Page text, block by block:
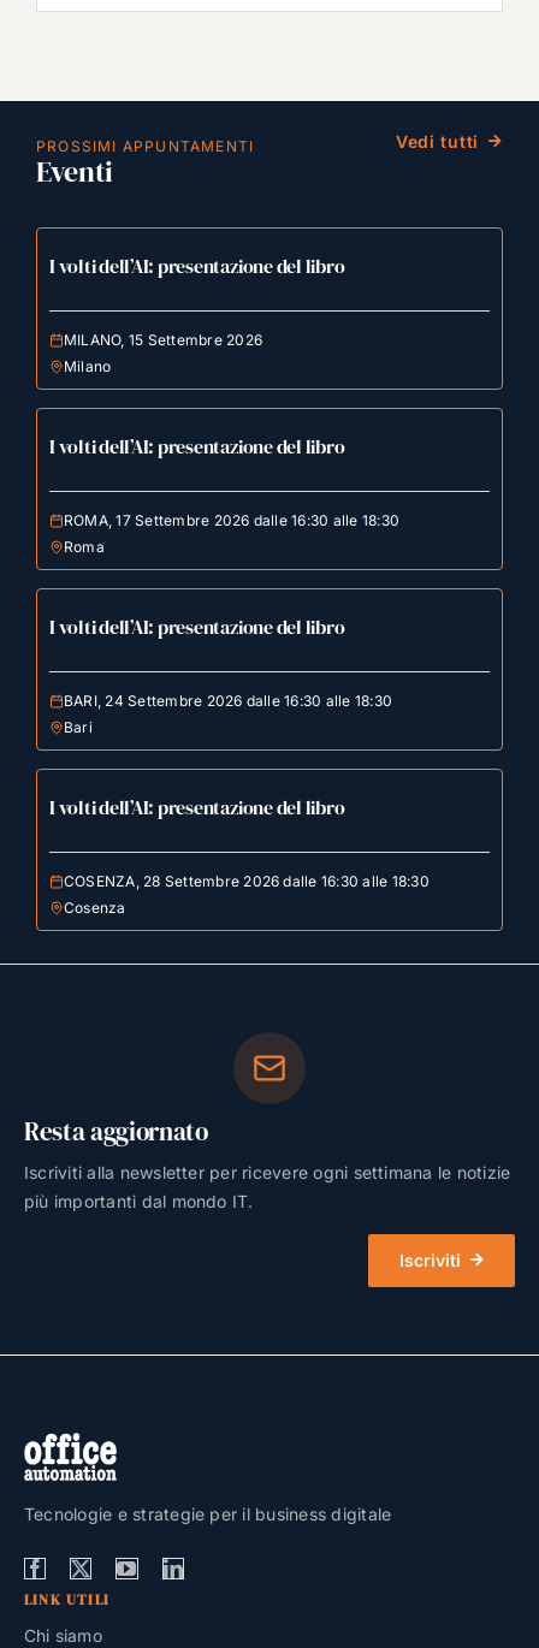
PROSSIMI APPUNTAMENTI
Eventi
Vedi tutti
I volti dell’AI: presentazione del libro
MILANO, 15 Settembre 2026
Milano
I volti dell’AI: presentazione del libro
ROMA, 17 Settembre 2026 dalle 16:30 alle 18:30
Roma
I volti dell’AI: presentazione del libro
BARI, 24 Settembre 2026 dalle 16:30 alle 18:30
Bari
I volti dell’AI: presentazione del libro
COSENZA, 28 Settembre 2026 dalle 16:30 alle 18:30
Cosenza
Resta aggiornato
Iscriviti alla newsletter per ricevere ogni settimana le notizie
più importanti dal mondo IT.
Iscriviti
Tecnologie e strategie per il business digitale
LINK UTILI
Chi siamo